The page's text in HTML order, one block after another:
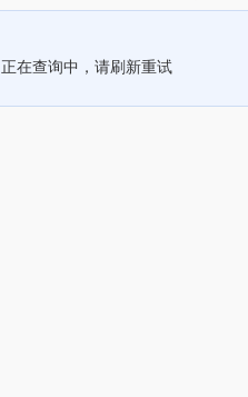
正在查询中，请刷新重试